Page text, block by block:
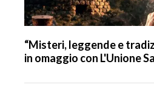
“Misteri, leggende e
in omaggio con L'Unione